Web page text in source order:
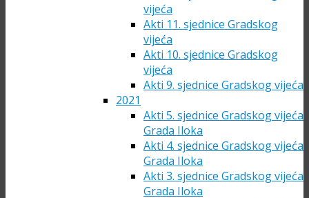
vijeća
Akti 11. sjednice Gradskog
vijeća
Akti 10. sjednice Gradskog
vijeća
Akti 9. sjednice Gradskog vijeća
2021
Akti 5. sjednice Gradskog vijeća
Grada Iloka
Akti 4. sjednice Gradskog vijeća
Grada Iloka
Akti 3. sjednice Gradskog vijeća
Grada Iloka